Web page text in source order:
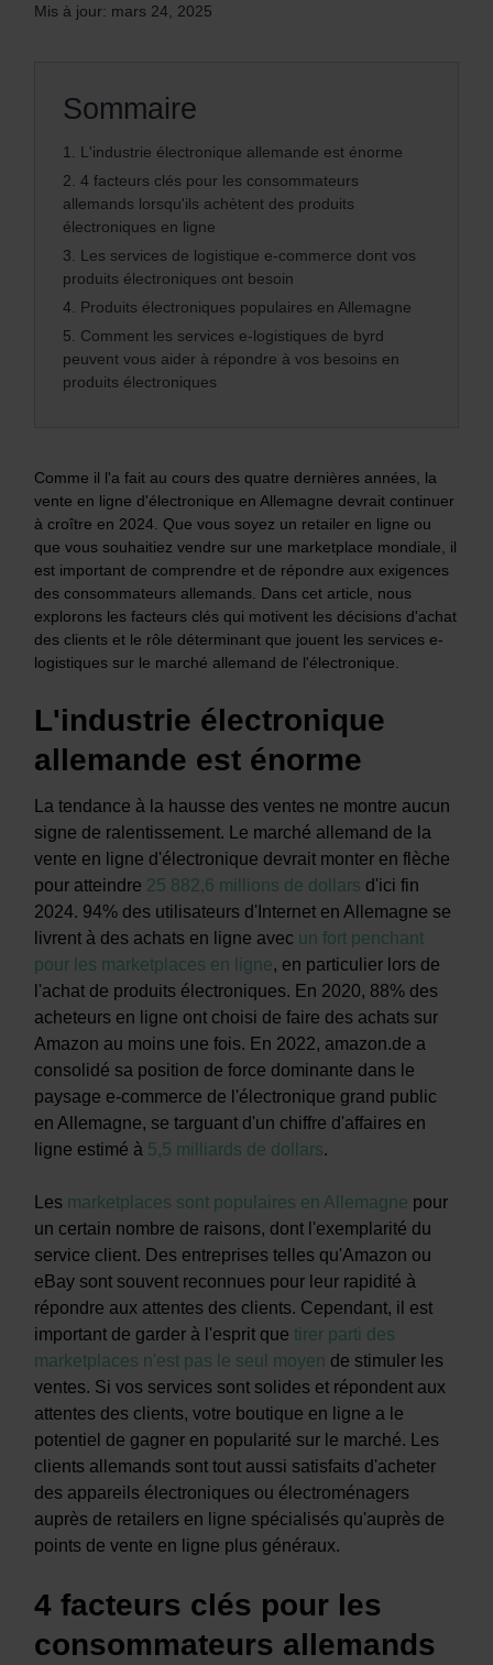
Mis à jour: mars 24, 2025
Sommaire
1. L'industrie électronique allemande est énorme
2. 4 facteurs clés pour les consommateurs
allemands lorsqu'ils achètent des produits
électroniques en ligne
3. Les services de logistique e-commerce dont vos
produits électroniques ont besoin
4. Produits électroniques populaires en Allemagne
5. Comment les services e-logistiques de byrd
peuvent vous aider à répondre à vos besoins en
produits électroniques
Comme il l'a fait au cours des quatre dernières années, la
vente en ligne d'électronique en Allemagne devrait continuer
à croître en 2024. Que vous soyez un retailer en ligne ou
que vous souhaitiez vendre sur une marketplace mondiale, il
est important de comprendre et de répondre aux exigences
des consommateurs allemands. Dans cet article, nous
explorons les facteurs clés qui motivent les décisions d'achat
des clients et le rôle déterminant que jouent les services e-
logistiques sur le marché allemand de l'électronique.
L'industrie électronique
allemande est énorme
La tendance à la hausse des ventes ne montre aucun
signe de ralentissement. Le marché allemand de la
vente en ligne d'électronique devrait monter en flèche
pour atteindre 25 882,6 millions de dollars d'ici fin
2024. 94% des utilisateurs d'Internet en Allemagne se
livrent à des achats en ligne avec un fort penchant
pour les marketplaces en ligne, en particulier lors de
l'achat de produits électroniques. En 2020, 88% des
acheteurs en ligne ont choisi de faire des achats sur
Amazon au moins une fois. En 2022, amazon.de a
consolidé sa position de force dominante dans le
paysage e-commerce de l'électronique grand public
en Allemagne, se targuant d'un chiffre d'affaires en
ligne estimé à 5,5 milliards de dollars.
Les marketplaces sont populaires en Allemagne pour
un certain nombre de raisons, dont l'exemplarité du
service client. Des entreprises telles qu'Amazon ou
eBay sont souvent reconnues pour leur rapidité à
répondre aux attentes des clients. Cependant, il est
important de garder à l'esprit que tirer parti des
marketplaces n'est pas le seul moyen de stimuler les
ventes. Si vos services sont solides et répondent aux
attentes des clients, votre boutique en ligne a le
potentiel de gagner en popularité sur le marché. Les
clients allemands sont tout aussi satisfaits d'acheter
des appareils électroniques ou électroménagers
auprès de retailers en ligne spécialisés qu'auprès de
points de vente en ligne plus généraux.
4 facteurs clés pour les
consommateurs allemands